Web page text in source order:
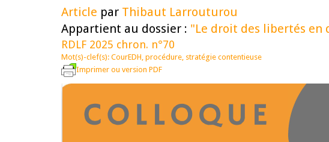
Article par Thibaut Larrouturou
Appartient au dossier : "Le droit des libertés en
RDLF 2025 chron. n°70
Mot(s)-clef(s): CourEDH procédure stratégie contentieuse
Imprimer ou version PDF